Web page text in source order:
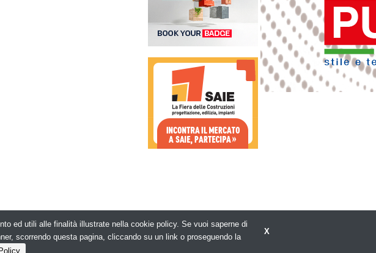
ROC 5836 -Privacy policy X
ed utili alle finalità illustrate nella cookie policy. Se vuoi saperne di
scorrendo questa pagina, cliccando su un link o proseguendo la